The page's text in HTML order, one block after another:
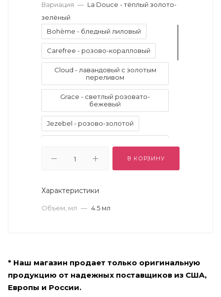
Вариация — La Douce - тёплый золото-
зелёный
Bohème - бледный лиловый
Carefree - розово-коралловый
Cloud - лавандовый с золотым
переливом
Grace - светлый розовато-
бежевый
Jezebel - розово-золотой
розовый
La Douce - тёплый золото-
Pigalle - холодный клюквенный
Vivid Amethyst - яркий
фиолетовый
В КОРЗИНУ
Характеристики
Объем, мл — 4.5 мл
* Наш магазин продает только оригинальную
продукцию от надежных поставщиков из США,
Европы и России.